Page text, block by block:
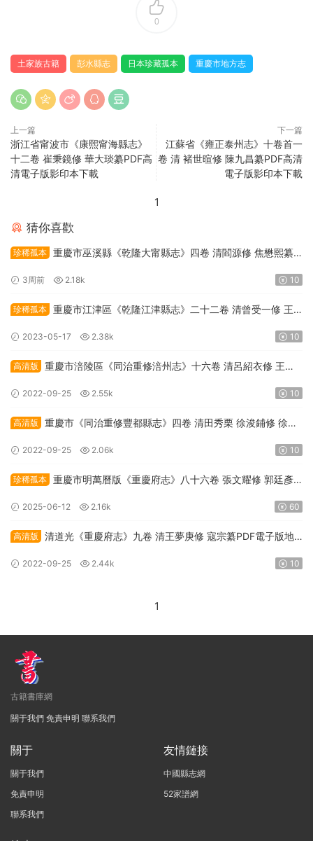
0
土家族古籍 彭水縣志 日本珍藏孤本 重慶市地方志
上一篇
浙江省甯波市《康熙甯海縣志》
十二卷 崔秉鏡修 華大琰纂PDF高
清電子版影印本下載
下一篇
江蘇省《雍正泰州志》十卷首一
卷 清 褚世暄修 陳九昌纂PDF高清
電子版影印本下載
1
猜你喜歡
珍稀孤本 重慶市巫溪縣《乾隆大甯縣志》四卷 清閻源修 焦懋熙纂
3周前 2.18k 10
珍稀孤本 重慶市江津區《乾隆江津縣志》二十二卷 清曾受一修 王
2023-05-17 2.38k 10
高清版
重慶市涪陵區《同治重修涪州志》十六卷 清呂紹衣修 王應
2022-09-25 2.55k 10
高清版
重慶市《同治重修豐都縣志》四卷 清田秀栗 徐浚鋪修 徐其
2022-09-25 2.06k 10
珍稀孤本 重慶市明萬曆版《重慶府志》八十六卷 張文耀修 郭廷彥
2025-06-12 2.16k 60
高清版
清道光《重慶府志》九卷 清王夢庚修 寇宗纂PDF電子版地
2022-09-25 2.44k 10
1
古籍書庫網
關于我們 免責申明 聯系我們
關于
關于我們
免責申明
聯系我們
友情鏈接
中國縣志網
52家譜網